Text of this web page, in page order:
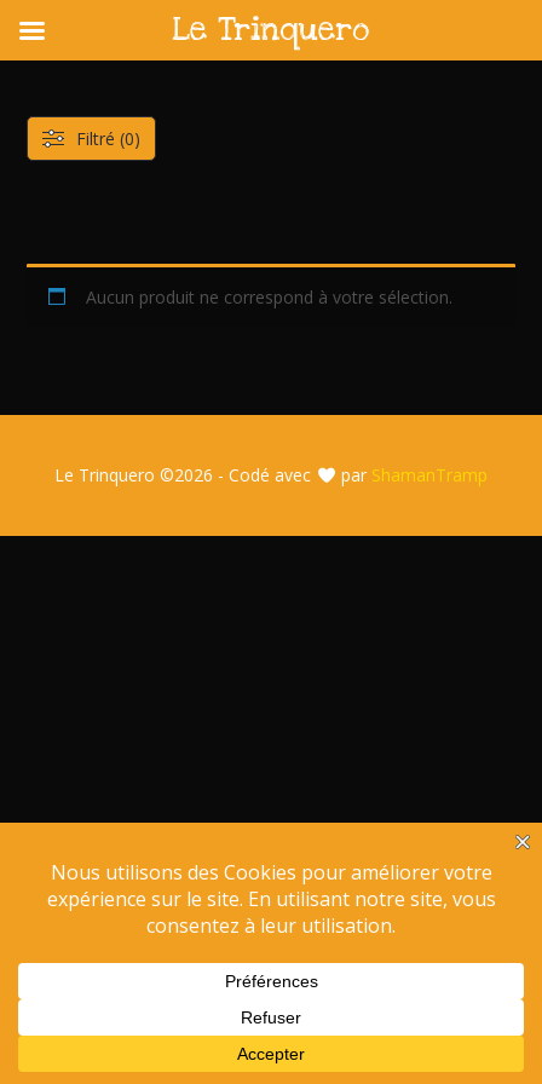
content
Aucun produit ne correspond à votre sélection.
Filtré (0)
Le Trinquero ©2026 - Codé avec par ShamanTramp
Le Trinquero